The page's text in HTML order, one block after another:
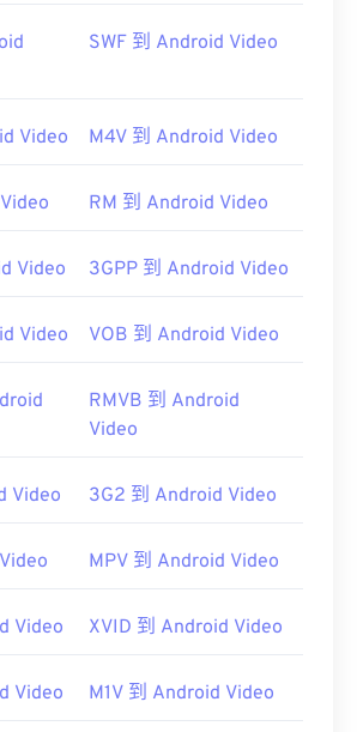
Apple 的 Final Cut Pro
文件转换为 MP4 即可。
索尼
wiki/.m2ts
SWF 到 Android Video
Video M4V 到 Android Video
RM 到 Android Video
Video 3GPP 到 Android Video
Video VOB 到 Android Video
RMVB 到 Android
Video
Video 3G2 到 Android Video
MPV 到 Android Video
Video XVID 到 Android Video
Video M1V 到 Android Video